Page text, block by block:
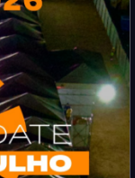
na região de
e muito mais.